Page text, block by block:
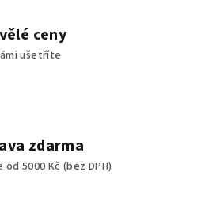
ceny
ušetříte
zdarma
5000 Kč (bez DPH)